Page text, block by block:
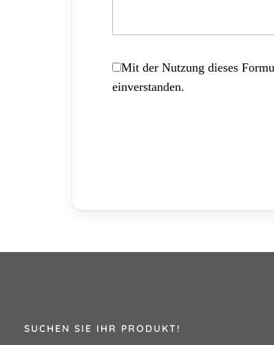
Mit der Nutzung dieses
einverstanden.
SUCHEN SIE IHR PRODUKT!